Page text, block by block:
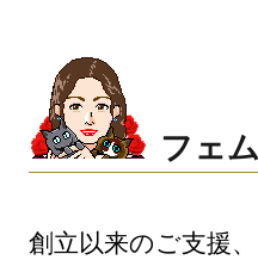
フェ
創立以来のご支援